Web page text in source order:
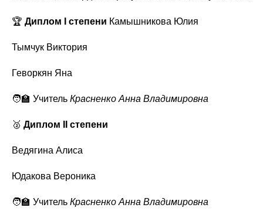
🏆 Диплом I степени Камышникова Юлия
Тымчук Виктория
Геворкян Яна
🧑‍🏫 Учитель Красненко Анна Владимировна
🥈 Диплом II степени
Ведягина Алиса
Юдакова Вероника
🧑‍🏫 Учитель Красненко Анна Владимировна